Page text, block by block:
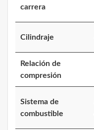
carrera
Cilindraje
Relación de
compresión
Sistema de
combustible